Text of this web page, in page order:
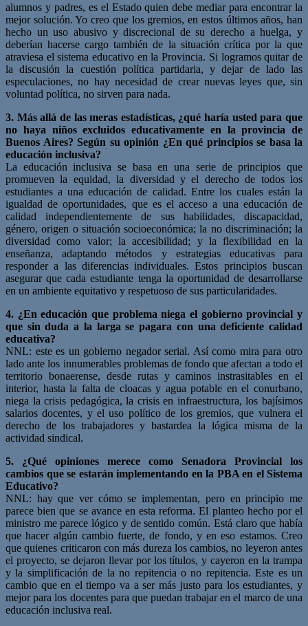
alumnos y padres, es el Estado quien debe mediar para encontrar la
mejor solución. Yo creo que los gremios, en estos últimos años, han
hecho un uso abusivo y discrecional de su derecho a huelga, y
deberían hacerse cargo también de la situación crítica por la que
atraviesa el sistema educativo en la Provincia. Si logramos quitar de
la discusión la cuestión política partidaria, y dejar de lado las
especulaciones, no hay necesidad de crear nuevas leyes que, sin
voluntad política, no sirven para nada.
3. Más allá de las meras estadísticas, ¿qué haría usted para que
no haya niños excluidos educativamente en la provincia de
Buenos Aires? Según su opinión ¿En qué principios se basa la
educación inclusiva?
La educación inclusiva se basa en una serie de principios que
promueven la equidad, la diversidad y el derecho de todos los
estudiantes a una educación de calidad. Entre los cuales están la
igualdad de oportunidades, que es el acceso a una educación de
calidad independientemente de sus habilidades, discapacidad,
género, origen o situación socioeconómica; la no discriminación; la
diversidad como valor; la accesibilidad; y la flexibilidad en la
enseñanza, adaptando métodos y estrategias educativas para
responder a las diferencias individuales. Estos principios buscan
asegurar que cada estudiante tenga la oportunidad de desarrollarse
en un ambiente equitativo y respetuoso de sus particularidades.
4. ¿En educación que problema niega el gobierno provincial y
que sin duda a la larga se pagara con una deficiente calidad
educativa?
NNL: este es un gobierno negador serial. Así como mira para otro
lado ante los innumerables problemas de fondo que afectan a todo el
territorio bonaerense, desde rutas y caminos instrasitables en el
interior, hasta la falta de cloacas y agua potable en el conurbano,
niega la crisis pedagógica, la crisis en infraestructura, los bajísimos
salarios docentes, y el uso político de los gremios, que vulnera el
derecho de los trabajadores y bastardea la lógica misma de la
actividad sindical.
5. ¿Qué opiniones merece como Senadora Provincial los
cambios que se estarán implementando en la PBA en el Sistema
Educativo?
NNL: hay que ver cómo se implementan, pero en principio me
parece bien que se avance en esta reforma. El planteo hecho por el
ministro me parece lógico y de sentido común. Está claro que había
que hacer algún cambio fuerte, de fondo, y en eso estamos. Creo
que quienes criticaron con más dureza los cambios, no leyeron antes
el proyecto, se dejaron llevar por los títulos, y cayeron en la trampa
y la simplificación de la no repitencia o no repitencia. Este es un
cambio que en el tiempo va a ser más justo para los estudiantes, y
mejor para los docentes para que puedan trabajar en el marco de una
educación inclusiva real.